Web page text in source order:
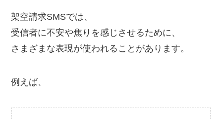
架空請求SMSでは、
受信者に不安や焦りを感じさせるために、
さまざまな表現が使われることがあります。
例えば、